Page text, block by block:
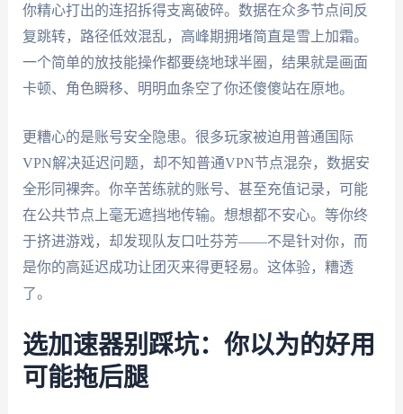
你精心打出的连招拆得支离破碎。数据在众多节点间反
复跳转，路径低效混乱，高峰期拥堵简直是雪上加霜。
一个简单的放技能操作都要绕地球半圈，结果就是画面
卡顿、角色瞬移、明明血条空了你还傻傻站在原地。
更糟心的是账号安全隐患。很多玩家被迫用普通国际
VPN解决延迟问题，却不知普通VPN节点混杂，数据安
全形同裸奔。你辛苦练就的账号、甚至充值记录，可能
在公共节点上毫无遮挡地传输。想想都不安心。等你终
于挤进游戏，却发现队友口吐芬芳——不是针对你，而
是你的高延迟成功让团灭来得更轻易。这体验，糟透
了。
选加速器别踩坑：你以为的好用
可能拖后腿